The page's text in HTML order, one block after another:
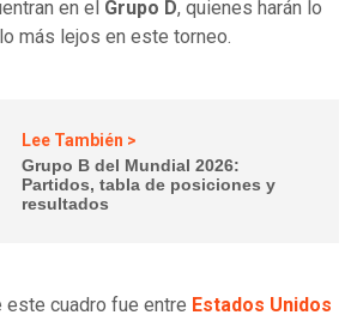
en el Grupo D, quienes harán lo
más lejos en este torneo.
Lee También >
Grupo B del Mundial 2026:
Partidos, tabla de posiciones y
resultados
este cuadro fue entre Estados Unidos